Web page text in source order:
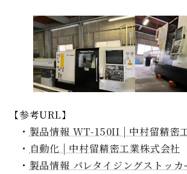
【参考URL】
・ 製品情報 WT-150II | 中村留精密
・ 自動化 | 中村留精密工業株式会社
・ 製品情報 パレタイジングストッ